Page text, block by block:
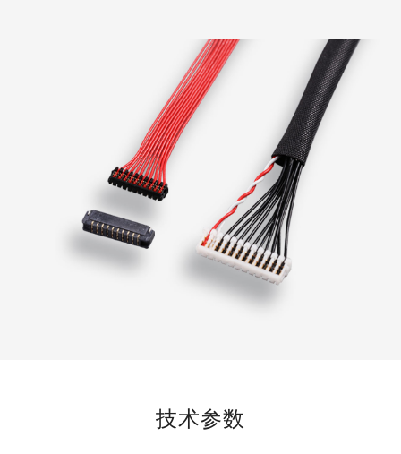
技术参数